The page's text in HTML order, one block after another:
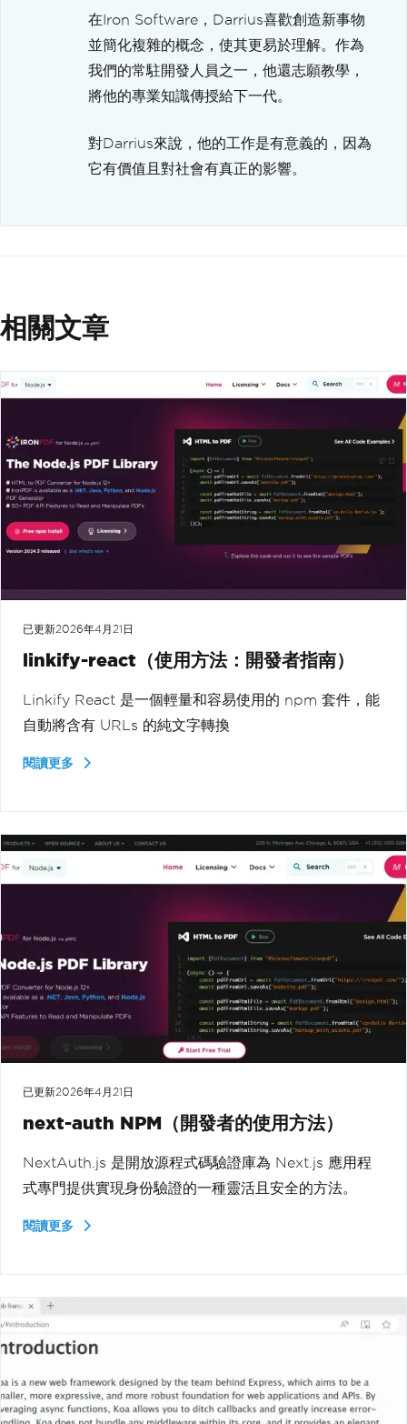
在Iron Software，Darrius喜歡創造新事物
並簡化複雜的概念，使其更易於理解。作為
我們的常駐開發人員之一，他還志願教學，
將他的專業知識傳授給下一代。
對Darrius來說，他的工作是有意義的，因為
它有價值且對社會有真正的影響。
相關文章
已更新2026年4月21日
linkify-react（使用方法：開發者指南）
Linkify React 是一個輕量和容易使用的 npm 套件，能
自動將含有 URLs 的純文字轉換
閱讀更多
已更新2026年4月21日
next-auth NPM（開發者的使用方法）
NextAuth.js 是開放源程式碼驗證庫為 Next.js 應用程
式專門提供實現身份驗證的一種靈活且安全的方法。
閱讀更多